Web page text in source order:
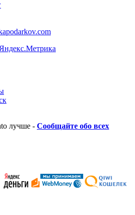
лучше - Сообщайте обо всех